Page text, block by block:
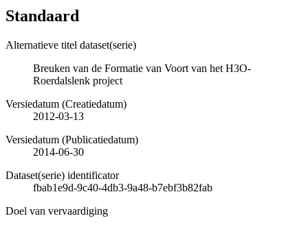
Standaard
Alternatieve titel dataset(serie)
Breuken van de Formatie van Voort van het H3O-
Roerdalslenk project
Versiedatum (Creatiedatum)
2012-03-13
Versiedatum (Publicatiedatum)
2014-06-30
Dataset(serie) identificator
fbab1e9d-9c40-4db3-9a48-b7ebf3b82fab
Doel van vervaardiging